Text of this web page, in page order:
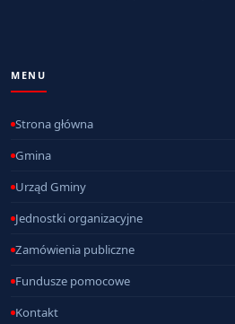
MENU
Strona główna
Gmina
Urząd Gminy
Jednostki organizacyjne
Zamówienia publiczne
Fundusze pomocowe
Kontakt